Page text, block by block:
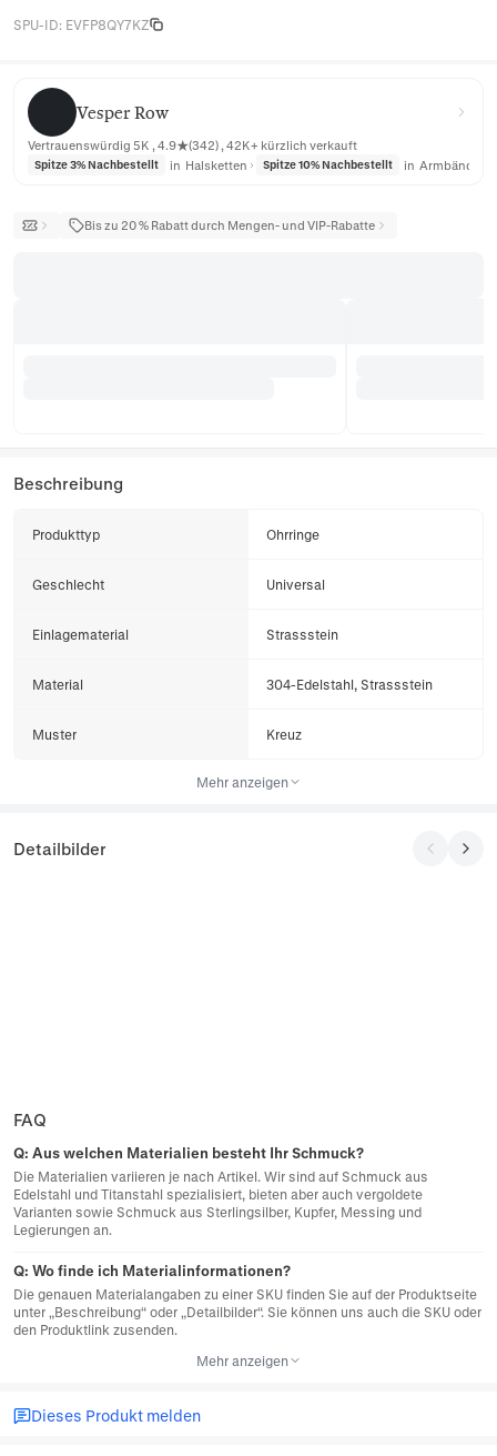
SPU-ID: EVFP8QY7KZ
Vesper Row
Vesper Row
Vertrauenswürdig 5K , 4.9★(342) , 42K+ kürzlich verkauft
Spitze 3% Nachbestellt in Halsketten Spitze 10% Nachbestellt in Armbänder
Bis zu 20 % Rabatt durch Mengen- und VIP-Rabatte
Beschreibung
Produkttyp Ohrringe
Geschlecht Universal
Einlagematerial Strassstein
Material 304-Edelstahl, Strassstein
Muster Kreuz
Mehr anzeigen
Detailbilder
FAQ
Q: Aus welchen Materialien besteht Ihr Schmuck?
Die Materialien variieren je nach Artikel. Wir sind auf Schmuck aus
Edelstahl und Titanstahl spezialisiert, bieten aber auch vergoldete
Varianten sowie Schmuck aus Sterlingsilber, Kupfer, Messing und
Legierungen an.
Q: Wo finde ich Materialinformationen?
Die genauen Materialangaben zu einer SKU finden Sie auf der Produktseite
unter „Beschreibung“ oder „Detailbilder“. Sie können uns auch die SKU oder
den Produktlink zusenden.
Mehr anzeigen
Dieses Produkt melden